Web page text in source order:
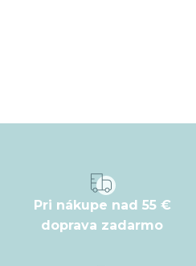
Pri nákupe nad 55 €
doprava zadarmo